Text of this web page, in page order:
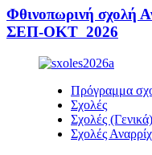
Φθινοπωρινή σχολή
ΣΕΠ-ΟΚΤ 2026
Πρόγραμμα
Σχολές
Σχολές (Γενικά)
Σχολές